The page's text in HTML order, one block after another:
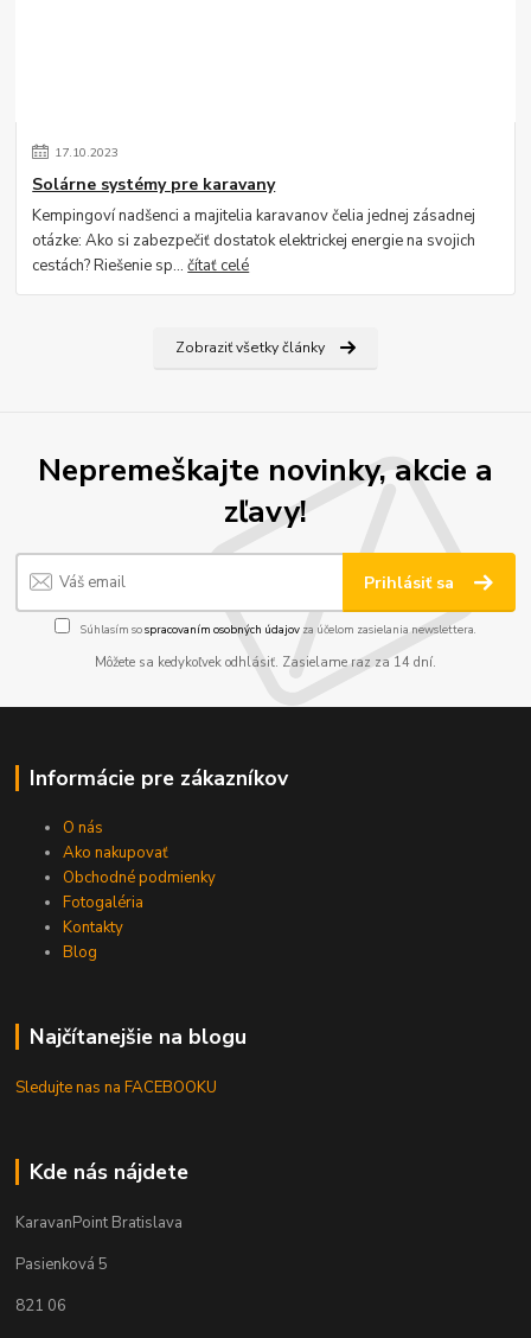
17.10.2023
Solárne systémy pre karavany
Kempingoví nadšenci a majitelia karavanov čelia jednej zásadnej
otázke: Ako si zabezpečiť dostatok elektrickej energie na svojich
cestách? Riešenie sp...čítať celé
Zobraziť všetky články
Nepremeškajte novinky, akcie a
zľavy!
Prihlásiť sa
Súhlasím sospracovaním osobných údajov za účelom zasielania newslettera.
Môžete sa kedykoľvek odhlásiť. Zasielame raz za 14 dní.
Informácie pre zákazníkov
O nás
Ako nakupovať
Obchodné podmienky
Fotogaléria
Kontakty
Blog
Najčítanejšie na blogu
Sledujte nas na FACEBOOKU
Kde nás nájdete
KaravanPoint Bratislava
Pasienková 5
821 06